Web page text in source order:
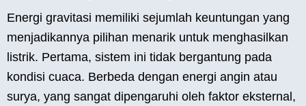
Energi gravitasi memiliki sejumlah keuntungan yang
menjadikannya pilihan menarik untuk menghasilkan
listrik. Pertama, sistem ini tidak bergantung pada
kondisi cuaca. Berbeda dengan energi angin atau
surya, yang sangat dipengaruhi oleh faktor eksternal,